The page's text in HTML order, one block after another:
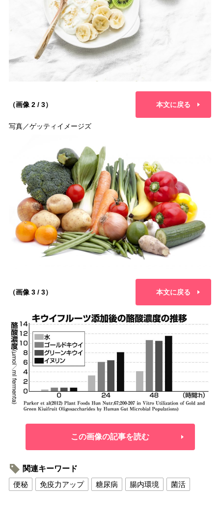
（画像 2 / 3） 本文に戻る
写真／ゲッティイメージズ
（画像 3 / 3） 本文に戻る
この画像の記事を読む
関連キーワード
便秘
免疫力アップ 糖尿病 腸内環境 菌活